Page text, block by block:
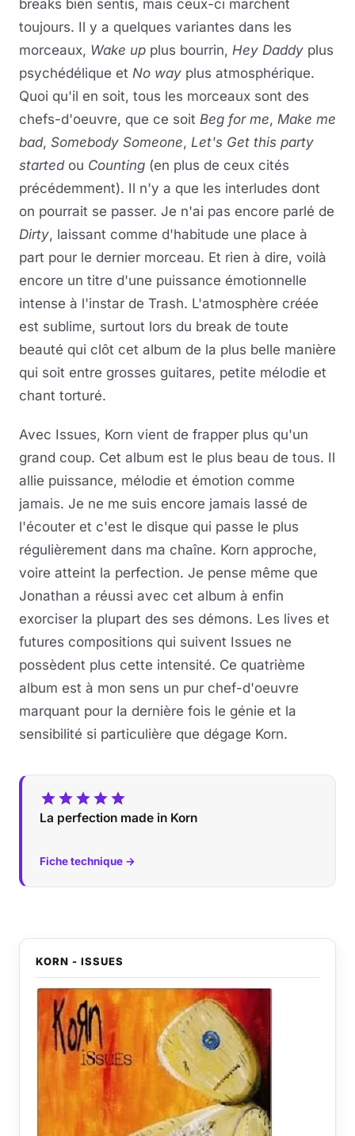
breaks bien sentis, mais ceux-ci marchent
toujours. Il y a quelques variantes dans les
morceaux, Wake up plus bourrin, Hey Daddy plus
psychédélique et No way plus atmosphérique.
Quoi qu'il en soit, tous les morceaux sont des
chefs-d'oeuvre, que ce soit Beg for me, Make me
bad, Somebody Someone, Let's Get this party
startedou Counting (en plus de ceux cités
précédemment). Il n'y a que les interludes dont
on pourrait se passer. Je n'ai pas encore parlé de
Dirty, laissant comme d'habitude une place à
part pour le dernier morceau. Et rien à dire, voilà
encore un titre d'une puissance émotionnelle
intense à l'instar de Trash. L'atmosphère créée
est sublime, surtout lors du break de toute
beauté qui clôt cet album de la plus belle manière
qui soit entre grosses guitares, petite mélodie et
chant torturé.
Avec Issues, Korn vient de frapper plus qu'un
grand coup. Cet album est le plus beau de tous. Il
allie puissance, mélodie et émotion comme
jamais. Je ne me suis encore jamais lassé de
l'écouter et c'est le disque qui passe le plus
régulièrement dans ma chaîne. Korn approche,
voire atteint la perfection. Je pense même que
Jonathan a réussi avec cet album à enfin
exorciser la plupart des ses démons. Les lives et
futures compositions qui suivent Issues ne
possèdent plus cette intensité. Ce quatrième
album est à mon sens un pur chef-d'oeuvre
marquant pour la dernière fois le génie et la
sensibilité si particulière que dégage Korn.
La perfection made in Korn
Fiche technique →
KORN - ISSUES